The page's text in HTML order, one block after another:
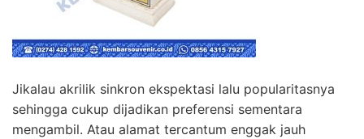
Jikalau akrilik sinkron ekspektasi lalu popularitasnya
sehingga cukup dijadikan preferensi sementara
mengambil. Atau alamat tercantum enggak jauh